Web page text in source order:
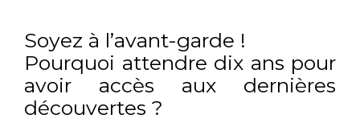
Soyez à l’avant-garde !
Pourquoi attendre dix ans pour
avoir accès aux dernières
découvertes ?